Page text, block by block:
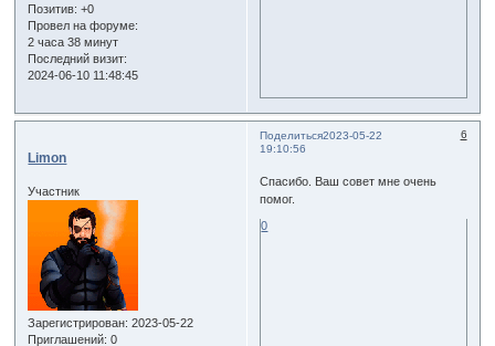
Позитив: +0
Провел на форуме:
2 часа 38 минут
Последний визит:
2024-06-10 11:48:45
Поделиться 6
2023-05-22
19:10:56
Limon
Участник
Зарегистрирован: 2023-05-22
Приглашений: 0
Спасибо. Ваш совет мне очень
помог.
0